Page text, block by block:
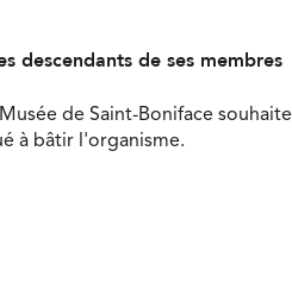
descendants de ses membres
de Saint-Boniface souhaite
à bâtir l'organisme.